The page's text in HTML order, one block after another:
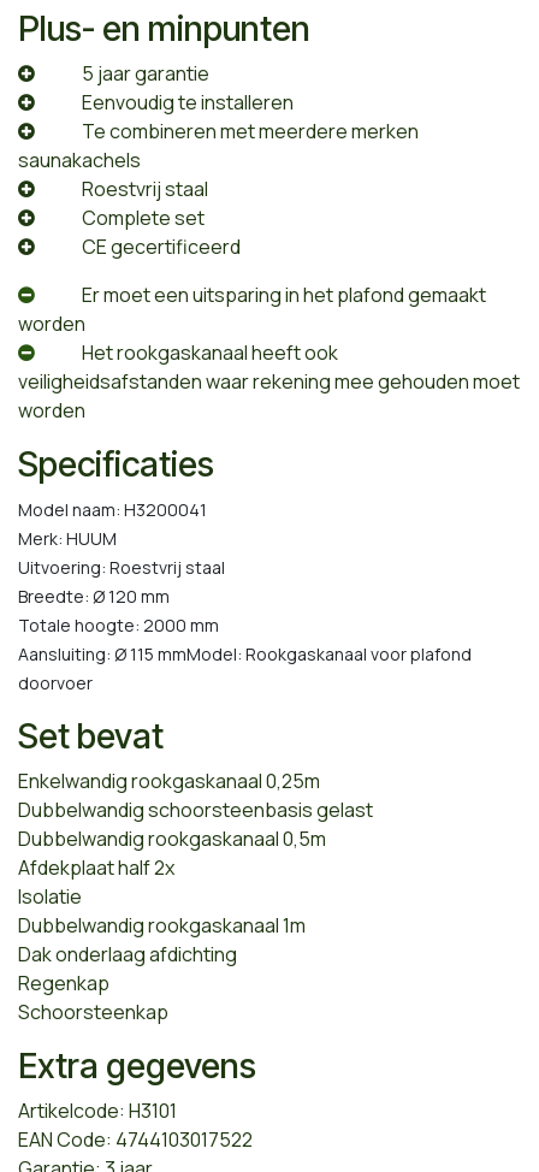
Plus- en minpunten
​5 jaar garantie
​Eenvoudig te installeren
​Te combineren met meerdere merken
saunakachels
​Roestvrij staal
​Complete set
​CE gecertificeerd
​Er moet een uitsparing in het plafond gemaakt
worden
​Het rookgaskanaal heeft ook
veiligheidsafstanden waar rekening mee gehouden moet
worden
Specificaties
Model naam: H3200041
Merk: HUUM
Uitvoering: Roestvrij staal
Breedte: Ø 120 mm
Totale hoogte: 2000 mm
Aansluiting: Ø 115 mmModel: Rookgaskanaal voor plafond
doorvoer
Set bevat
Enkelwandig rookgaskanaal 0,25m
Dubbelwandig schoorsteenbasis gelast
Dubbelwandig rookgaskanaal 0,5m
Afdekplaat half 2x
Isolatie
Dubbelwandig rookgaskanaal 1m
Dak onderlaag afdichting
Regenkap
Schoorsteenkap
Extra gegevens
Artikelcode: H3101
EAN Code: 4744103017522